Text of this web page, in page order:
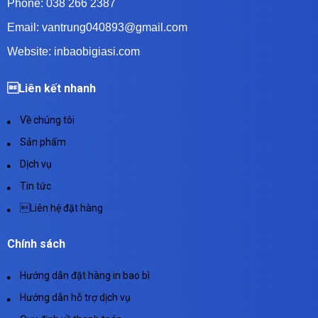
Phone: 038 266 2387
Email: vantrung040893@gmail.com
Website: inbaobigiasi.com
Liên kết nhanh
Về chúng tôi
Sản phẩm
Dịch vụ
Tin tức
Liên hệ đặt hàng
Chính sách
Hướng dẫn đặt hàng in bao bì
Hướng dẫn hỗ trợ dịch vụ